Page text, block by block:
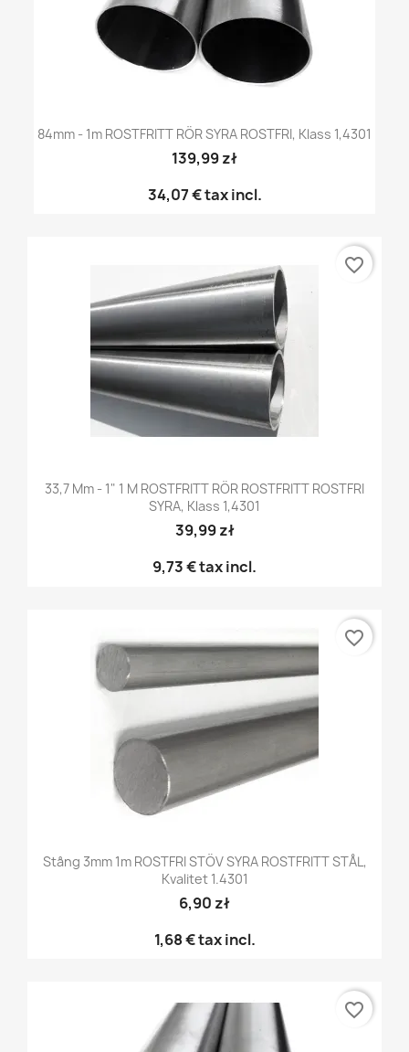
84mm - 1m ROSTFRITT RÖR SYRA ROSTFRI, Klass 1,4301
139,99 zł
34,07 €tax incl.
33,7 Mm - 1" 1 M ROSTFRITT RÖR ROSTFRITT ROSTFRI
SYRA, Klass 1,4301
39,99 zł
9,73 €tax incl.
favorite_border
Stång 3mm 1m ROSTFRI STÖV SYRA ROSTFRITT STÅL,
Kvalitet 1.4301
6,90 zł
1,68 €tax incl.
favorite_border
favorite_border